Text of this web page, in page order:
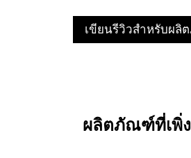
เขียนรีวิวสำหรับผ
ผลิตภัณฑ์ที่เพิ่